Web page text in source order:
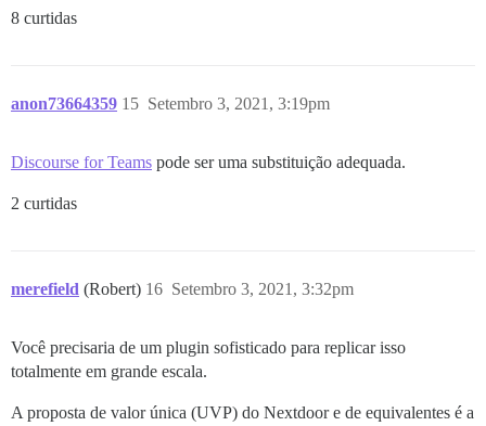
8 curtidas
anon73664359 Setembro 3, 2021, 3:19pm
15
Discourse for Teams pode ser uma substituição adequada.
2 curtidas
merefield (Robert) Setembro 3, 2021, 3:32pm
16
Você precisaria de um plugin sofisticado para replicar isso
totalmente em grande escala.
A proposta de valor única (UVP) do Nextdoor e de equivalentes é a